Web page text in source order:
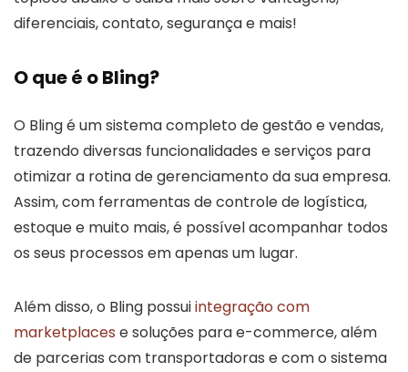
diferenciais, contato, segurança e mais!
O que é o Bling?
O Bling é um sistema completo de gestão e vendas,
trazendo diversas funcionalidades e serviços para
otimizar a rotina de gerenciamento da sua empresa.
Assim, com ferramentas de controle de logística,
estoque e muito mais, é possível acompanhar todos
os seus processos em apenas um lugar.
Além disso, o Bling possuiintegração com
marketplaces e soluções para e-commerce, além
de parcerias com transportadoras e com o sistema